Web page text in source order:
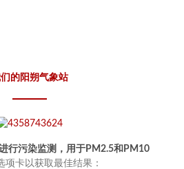
的阳朔气象站
行污染监测，用于PM2.5和PM10
项卡以获取最佳结果：